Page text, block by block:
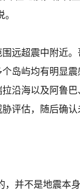
远超震中附近
岛屿均有明显
沿海以及阿鲁
评估，随后确认
，并不是地震本